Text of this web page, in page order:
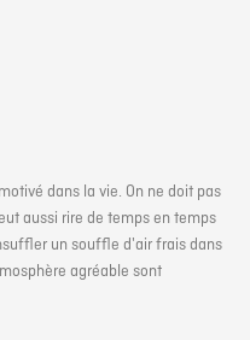
dans la vie. On ne doit pas
aussi rire de temps en temps
un souffle d'air frais dans
agréable sont